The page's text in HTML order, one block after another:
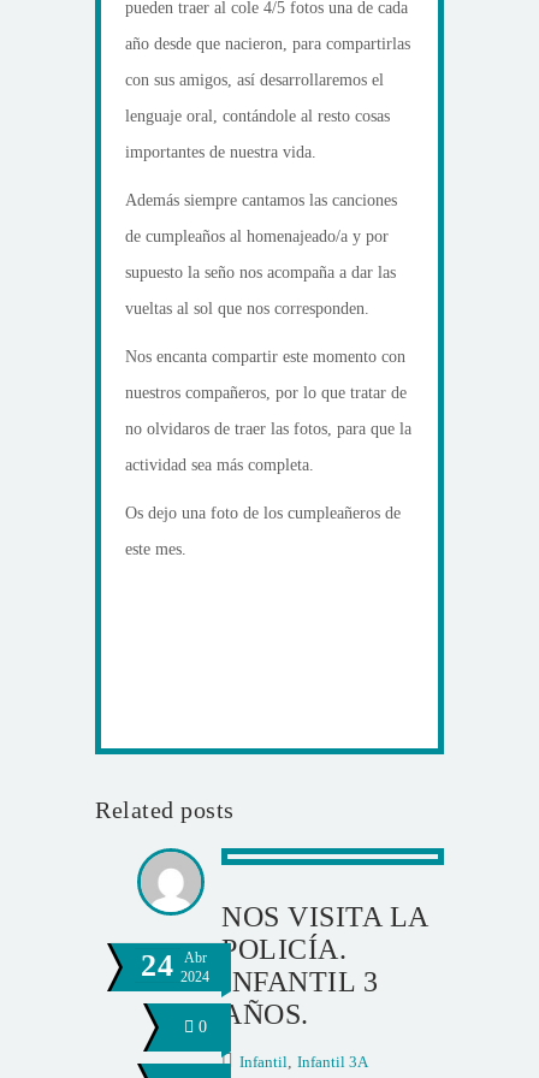
pueden traer al cole 4/5 fotos una de cada
año desde que nacieron, para compartirlas
con sus amigos, así desarrollaremos el
lenguaje oral, contándole al resto cosas
importantes de nuestra vida.
Además siempre cantamos las canciones
de cumpleaños al homenajeado/a y por
supuesto la seño nos acompaña a dar las
vueltas al sol que nos corresponden.
Nos encanta compartir este momento con
nuestros compañeros, por lo que tratar de
no olvidaros de traer las fotos, para que la
actividad sea más completa.
Os dejo una foto de los cumpleañeros de
este mes.
Related posts
24
Abr
2024
0
NOS VISITA LA
POLICÍA.
INFANTIL 3
AÑOS.
Infantil, Infantil 3A